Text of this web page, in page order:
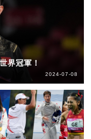
界冠軍！
2024-07-08